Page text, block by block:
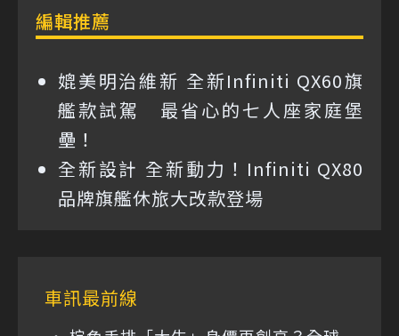
編輯推薦
媲美明治維新 全新Infiniti QX60旗
艦款試駕 最省心的七人座家庭堡
壘！
全新設計 全新動力！Infiniti QX80
品牌旗艦休旅大改款登場
車訊最前線